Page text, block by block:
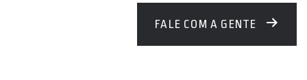
FALE COM A GENTE